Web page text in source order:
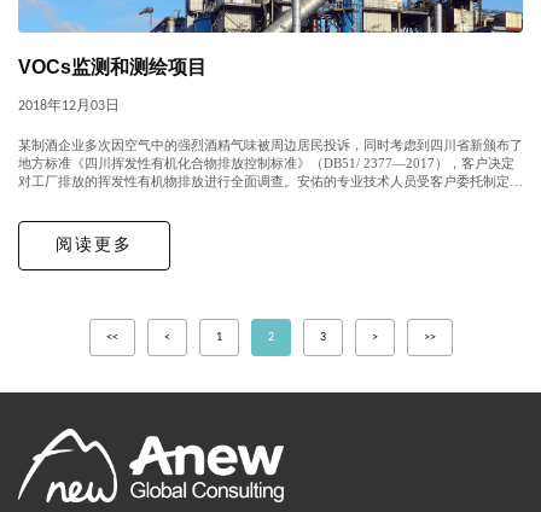
VOCs监测和测绘项目
2018年12月03日
某制酒企业多次因空气中的强烈酒精气味被周边居民投诉，同时考虑到四川省新颁布了
地方标准《四川挥发性有机化合物排放控制标准》（DB51/ 2377—2017），客户决定
对工厂排放的挥发性有机物排放进行全面调查。安佑的专业技术人员受客户委托制定了
阅读更多
<< < 1 2 3 > >>